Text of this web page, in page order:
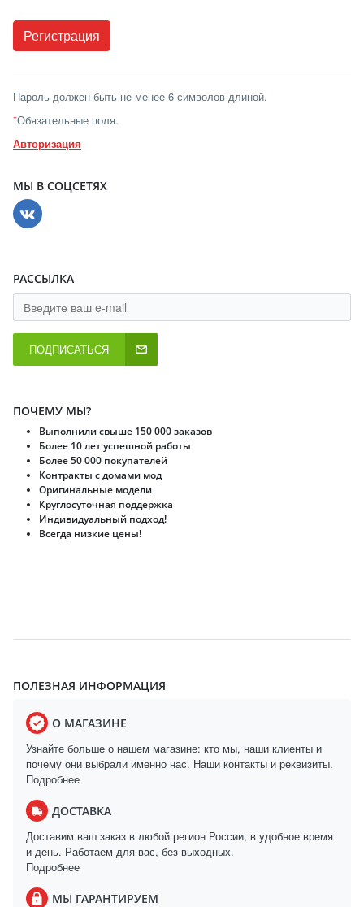
Пароль должен быть не менее 6 символов длиной.
*Обязательные поля.
Авторизация
МЫ В СОЦСЕТЯХ
РАССЫЛКА
ПОДПИСАТЬСЯ
ПОЧЕМУ МЫ?
Выполнили свыше 150 000 заказов
Более 10 лет успешной работы
Более 50 000 покупателей
Контракты с домами мод
Оригинальные модели
Круглосуточная поддержка
Индивидуальный подход!
Всегда низкие цены!
ПОЛЕЗНАЯ ИНФОРМАЦИЯ
О МАГАЗИНЕ
Узнайте больше о нашем магазине: кто мы, наши клиенты и
почему они выбрали именно нас. Наши контакты и реквизиты.
Подробнее
ДОСТАВКА
Доставим ваш заказ в любой регион России, в удобное время
и день. Работаем для вас, без выходных.
Подробнее
МЫ ГАРАНТИРУЕМ